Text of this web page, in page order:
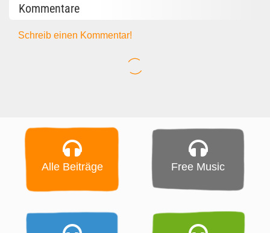
Kommentare
Schreib einen Kommentar!
Alle Beiträge Free Music